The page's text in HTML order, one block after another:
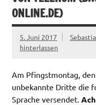
ONLINE.DE)
5. Juni 2017
hinterlassen
Am Pfingstmontag,
unbekannte Dritte die
Sprache versendet.